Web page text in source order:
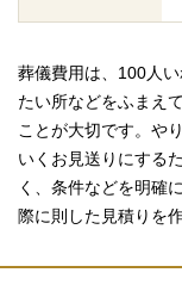
葬儀費用は、100人
たい所などをふまえ
ことが大切です。や
いくお見送りにする
く、条件などを明確
際に則した見積りを